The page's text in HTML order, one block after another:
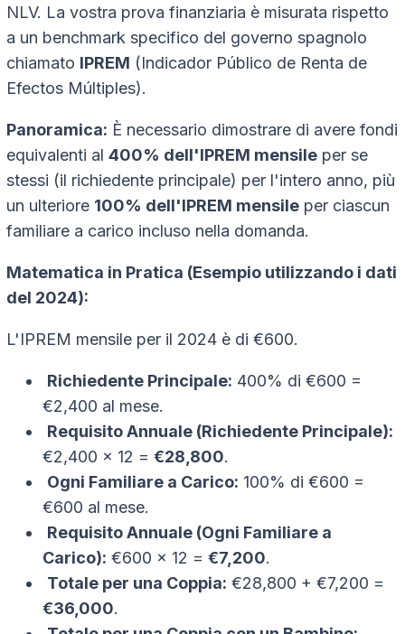
NLV. La vostra prova finanziaria è misurata rispetto
a un benchmark specifico del governo spagnolo
chiamato IPREM (Indicador Público de Renta de
Efectos Múltiples).
Panoramica: È necessario dimostrare di avere fondi
equivalenti al 400% dell'IPREM mensile per se
stessi (il richiedente principale) per l'intero anno, più
un ulteriore 100% dell'IPREM mensile per ciascun
familiare a carico incluso nella domanda.
Matematica in Pratica (Esempio utilizzando i dati
del 2024):
L'IPREM mensile per il 2024 è di €600.
Richiedente Principale: 400% di €600 =
€2,400 al mese.
Requisito Annuale (Richiedente Principale):
€2,400 x 12 = €28,800.
Ogni Familiare a Carico: 100% di €600 =
€600 al mese.
Requisito Annuale (Ogni Familiare a
Carico): €600 x 12 = €7,200.
Totale per una Coppia: €28,800 + €7,200 =
€36,000.